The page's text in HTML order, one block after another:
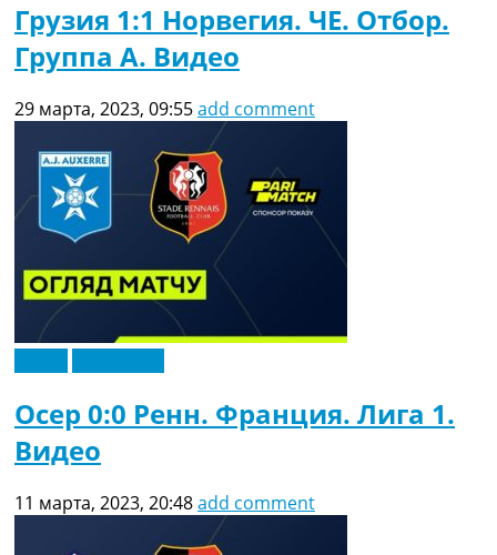
Грузия 1:1 Норвегия. ЧЕ. Отбор.
Группа A. Видео
29 марта, 2023, 09:55add comment
Осер 0:0 Ренн. Франция. Лига 1.
Видео
11 марта, 2023, 20:48add comment